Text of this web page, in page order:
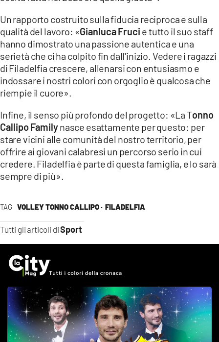
TAG VOLLEY TONNO CALLIPO · FILADELFIA
Tutti gli articoli diSport
Un rapporto costruito sulla fiducia reciproca e sulla
qualità del lavoro: «Gianluca Fruci e tutto il suo staff
hanno dimostrato una passione autentica e una
serietà che ci ha colpito fin dall'inizio. Vedere i ragazzi
di Filadelfia crescere, allenarsi con entusiasmo e
indossare i nostri colori con orgoglio è qualcosa che
riempie il cuore».
Infine, il senso più profondo del progetto: «La Tonno
Callipo Familynasce esattamente per questo: per
stare vicini alle comunità del nostro territorio, per
offrire ai giovani calabresi un percorso serio in cui
credere. Filadelfia è parte di questa famiglia, e lo sarà
sempre di più».